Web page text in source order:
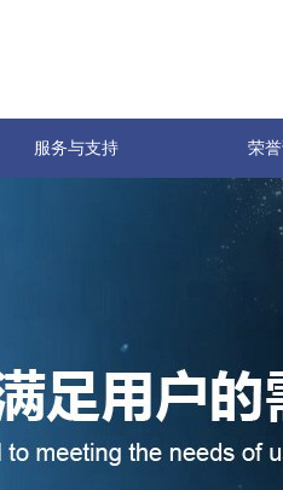
服务与支持 荣